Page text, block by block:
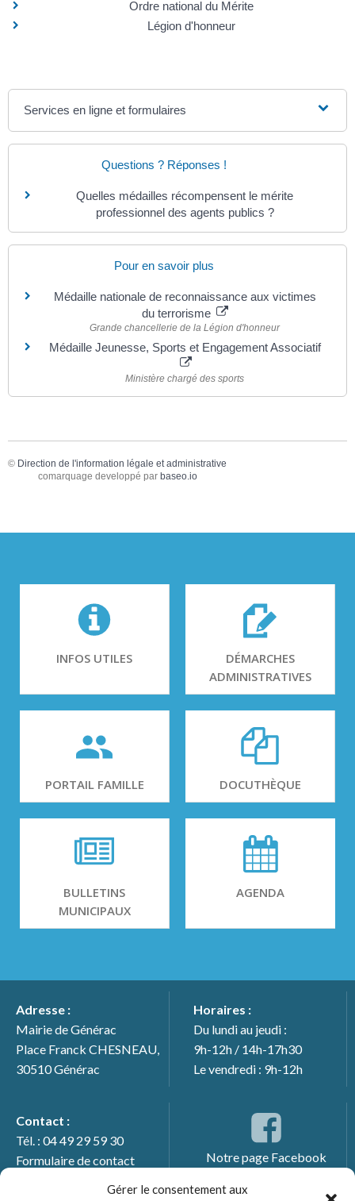
Gérer le consentement aux
Ordre national du Mérite
Légion d'honneur
Services en ligne et formulaires
Questions ? Réponses !
Quelles médailles récompensent le mérite
professionnel des agents publics ?
Pour en savoir plus
Médaille nationale de reconnaissance aux victimes
du terrorisme
Grande chancellerie de la Légion d'honneur
Médaille Jeunesse, Sports et Engagement Associatif
Ministère chargé des sports
© Direction de l'information légale et administrative
comarquage developpé par baseo.io
INFOS UTILES
DÉMARCHES
ADMINISTRATIVES
PORTAIL FAMILLE DOCUTHÈQUE
BULLETINS
MUNICIPAUX
AGENDA
Adresse :
Mairie de Générac
Place Franck CHESNEAU,
30510 Générac
Horaires :
Du lundi au jeudi :
9h-12h / 14h-17h30
Le vendredi : 9h-12h
Contact :
Tél. : 04 49 29 59 30
Formulaire de contact
Notre page Facebook